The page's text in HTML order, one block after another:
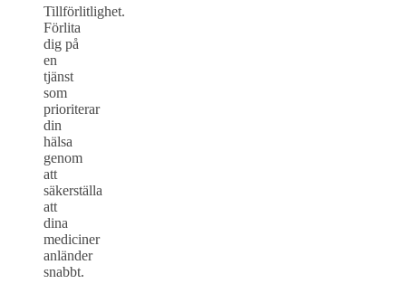
Tillförlitlighet.
Förlita
dig på
en
tjänst
som
prioriterar
din
hälsa
genom
att
säkerställa
att
dina
mediciner
anländer
snabbt.